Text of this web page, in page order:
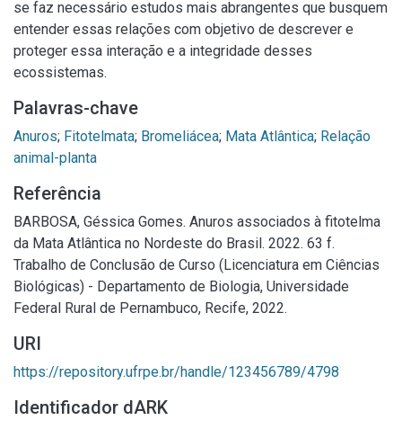
se faz necessário estudos mais abrangentes que busquem
entender essas relações com objetivo de descrever e
proteger essa interação e a integridade desses
ecossistemas.
Palavras-chave
Anuros; Fitotelmata; Bromeliácea; Mata Atlântica; Relação
animal-planta
Referência
BARBOSA, Géssica Gomes. Anuros associados à fitotelma
da Mata Atlântica no Nordeste do Brasil. 2022. 63 f.
Trabalho de Conclusão de Curso (Licenciatura em Ciências
Biológicas) - Departamento de Biologia, Universidade
Federal Rural de Pernambuco, Recife, 2022.
URI
https://repository.ufrpe.br/handle/123456789/4798
Identificador dARK